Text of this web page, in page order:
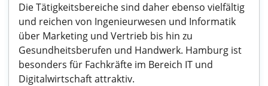
Die Tätigkeitsbereiche sind daher ebenso vielfältig
und reichen von Ingenieurwesen und Informatik
über Marketing und Vertrieb bis hin zu
Gesundheitsberufen und Handwerk. Hamburg ist
besonders für Fachkräfte im Bereich IT und
Digitalwirtschaft attraktiv.